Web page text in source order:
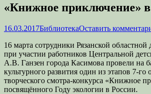
«Книжное приключение»
Опубликовано
16.03.2017Автор
БиблиотекаОставить
16 марта сотрудники Рязанской областной
при участии работников Центральной
А.В. Ганзен города Касимова провели на
культурного развития один из этапов 7-го
творческого смотра-конкурса «Книжное
посвящённого Году экологии в России.